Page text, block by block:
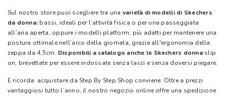
Sul nostro store puoi scegliere tra una varietà di modelli di Skechers
da donna: bassi, ideali per l’attività fisica o per una passeggiata
all’aria aperta, oppure i modelli platform, più adatti per mantenere una
postura ottimale nell’arco della giornata, grazie all'ergonomia della
zeppa da 4,5cm. Disponibili a catalogo anche le Skechers donnaslip
on, brevettate per essere indossate senza lacci e senza doversi piegare.
E ricorda: acquistare da Step By Step Shop conviene. Oltre a prezzi
vantaggiosi tutto l’anno, il nostro negozio online offre una spedizione